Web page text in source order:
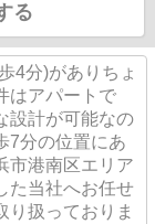
る
4分)がありちょ
はアパートで
設計が可能なの
7分の位置にあ
市港南区エリア
た当社へお任せ
り扱っておりま